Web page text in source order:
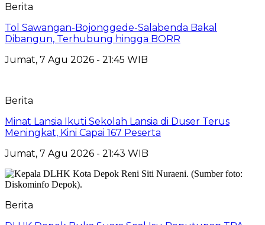
Berita
Tol Sawangan-Bojonggede-Salabenda Bakal
Dibangun, Terhubung hingga BORR
Jumat, 7 Agu 2026 - 21:45 WIB
Berita
Minat Lansia Ikuti Sekolah Lansia di Duser Terus
Meningkat, Kini Capai 167 Peserta
Jumat, 7 Agu 2026 - 21:43 WIB
Berita